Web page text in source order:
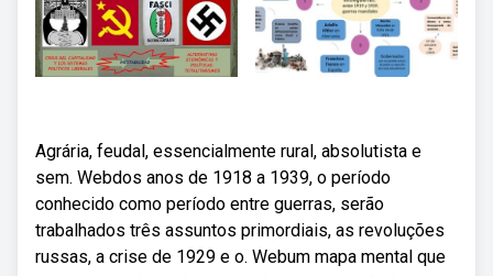
Agrária, feudal, essencialmente rural, absolutista e
sem. Webdos anos de 1918 a 1939, o período
conhecido como período entre guerras, serão
trabalhados três assuntos primordiais, as revoluções
russas, a crise de 1929 e o. Webum mapa mental que